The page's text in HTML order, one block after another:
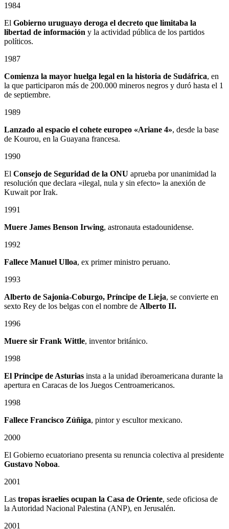
1984
El Gobierno uruguayo deroga el decreto que limitaba la
libertad de información y la actividad pública de los partidos
políticos.
1987
Comienza la mayor huelga legal en la historia de Sudáfrica, en
la que participaron más de 200.000 mineros negros y duró hasta el 1
de septiembre.
1989
Lanzado al espacio el cohete europeo «Ariane 4», desde la base
de Kourou, en la Guayana francesa.
1990
El Consejo de Seguridad de la ONU aprueba por unanimidad la
resolución que declara «ilegal, nula y sin efecto» la anexión de
Kuwait por Irak.
1991
Muere James Benson Irwing, astronauta estadounidense.
1992
Fallece Manuel Ulloa, ex primer ministro peruano.
1993
Alberto de Sajonia-Coburgo, Príncipe de Lieja, se convierte en
sexto Rey de los belgas con el nombre de Alberto II.
1996
Muere sir Frank Wittle, inventor británico.
1998
El Príncipe de Asturias insta a la unidad iberoamericana durante la
apertura en Caracas de los Juegos Centroamericanos.
1998
Fallece Francisco Zúñiga, pintor y escultor mexicano.
2000
El Gobierno ecuatoriano presenta su renuncia colectiva al presidente
Gustavo Noboa.
2001
Las tropas israelíes ocupan la Casa de Oriente, sede oficiosa de
la Autoridad Nacional Palestina (ANP), en Jerusalén.
2001